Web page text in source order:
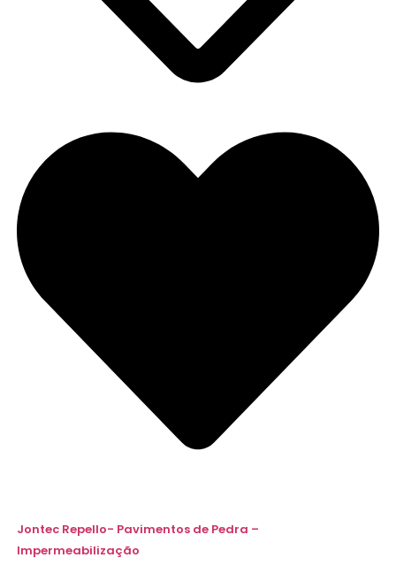
Jontec Repello- Pavimentos de Pedra –
Impermeabilização